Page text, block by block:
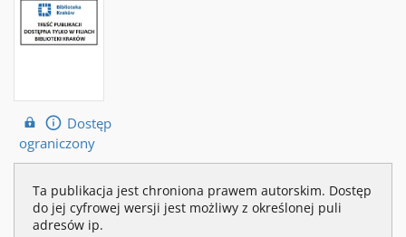
Dostęp
ograniczony
Ta publikacja jest chroniona prawem autorskim. Dostęp
do jej cyfrowej wersji jest możliwy z określonej puli
adresów ip.